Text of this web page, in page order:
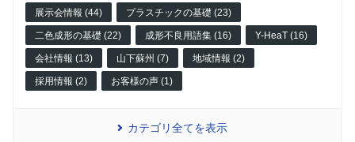
展示会情報 (44) プラスチックの基礎 (23)
二色成形の基礎 (22) 成形不良用語集 (16) Y-HeaT (16)
会社情報 (13) 山下蘇州 (7) 地域情報 (2)
採用情報 (2) お客様の声 (1)
カテゴリ全てを表示